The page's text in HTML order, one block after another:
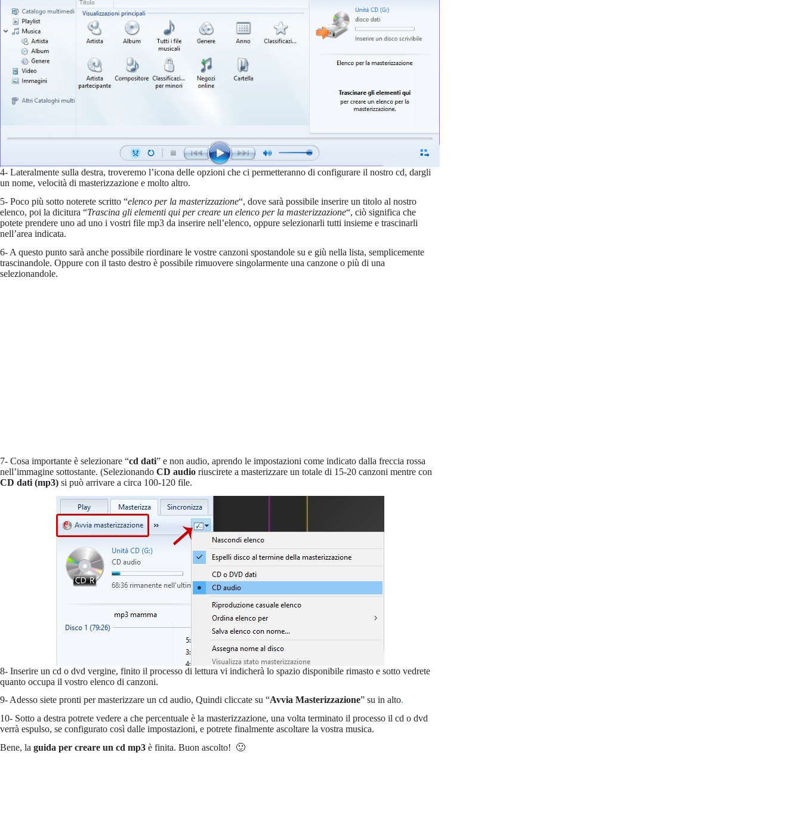
4- Lateralmente sulla destra, troveremo l’icona delle opzioni che ci permetteranno di configurare il nostro cd, dargli
un nome, velocità di masterizzazione e molto altro.
5- Poco più sotto noterete scritto “elenco per la masterizzazione“, dove sarà possibile inserire un titolo al nostro
elenco, poi la dicitura “Trascina gli elementi qui per creare un elenco per la masterizzazione“, ciò significa che
potete prendere uno ad uno i vostri file mp3 da inserire nell’elenco, oppure selezionarli tutti insieme e trascinarli
nell’area indicata.
6- A questo punto sarà anche possibile riordinare le vostre canzoni spostandole su e giù nella lista, semplicemente
trascinandole. Oppure con il tasto destro è possibile rimuovere singolarmente una canzone o più di una
selezionandole.
7- Cosa importante è selezionare “cd dati” e non audio, aprendo le impostazioni come indicato dalla freccia rossa
nell’immagine sottostante. (Selezionando CD audio riuscirete a masterizzare un totale di 15-20 canzoni mentre con
CD dati (mp3) si può arrivare a circa 100-120 file.
8- Inserire un cd o dvd vergine, finito il processo di lettura vi indicherà lo spazio disponibile rimasto e sotto vedrete
quanto occupa il vostro elenco di canzoni.
9- Adesso siete pronti per masterizzare un cd audio, Quindi cliccate su “Avvia Masterizzazione” su in alto.
10- Sotto a destra potrete vedere a che percentuale è la masterizzazione, una volta terminato il processo il cd o dvd
verrà espulso, se configurato così dalle impostazioni, e potrete finalmente ascoltare la vostra musica.
Bene, la guida per creare un cd mp3 è finita. Buon ascolto! 🙂